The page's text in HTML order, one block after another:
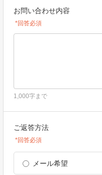
お問い合わせ内容
*回答必須
1,000字まで
ご返答方法
*回答必須
メール希望